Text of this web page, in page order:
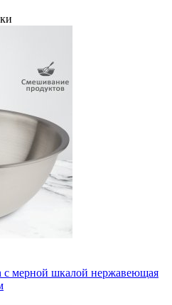
c мерной шкалой нержавеющая